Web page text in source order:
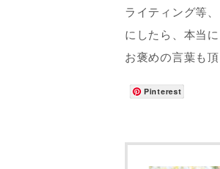
ライティング等
にしたら、本当
お褒めの言葉も頂
Pinterest